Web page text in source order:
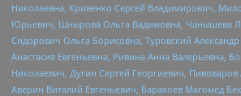
Николаевна, Кривенко Сергей Владимирович,
Юрьевич, Шнырова Ольга Вадимовна, Чанышева
Сидорович Ольга Борисовна, Туровский Александр
Анастасия Евгеньевна, Ривина Анна Валерьевна,
Николаевич, Дугин Сергей Георгиевич, Пивоваров
Аверин Виталий Евгеньевич, Барахоев Магомед